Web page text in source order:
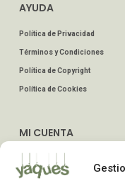
AYUDA
Política de Privacidad
Términos y Condiciones
Política de Copyright
Política de Cookies
MI CUENTA
Dirección de Envío